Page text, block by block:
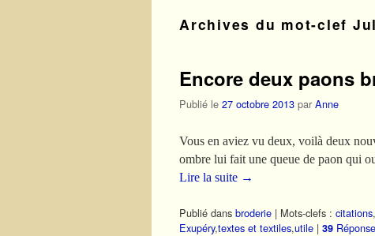
Archives du mot-clef
Encore deux paons
Publié le 27 octobre 2013 par Anne
Vous en aviez vu deux, voilà deux
ombre lui fait une queue de paon qui
Lire la suite →
Publié dans broderie | Mots-clefs : citations,
Exupéry,textes et textiles,utile | 39